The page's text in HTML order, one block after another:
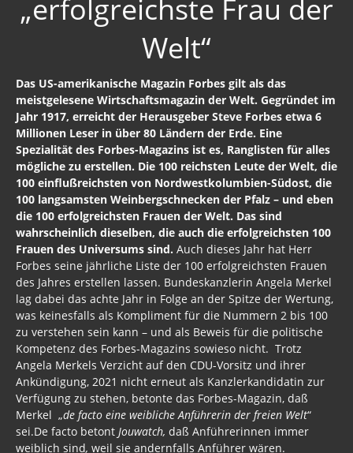
Freimaurer Bücher
Hörbücher
Trump, Putin, Xi und die Fliehkräfte
Tod der Tartarie
Wikileaks Daten
Bücher pdf
BRD / Deutschland
Faschisten heute / Mittäter
Die Kosten der Zuwanderung in die BRD
Bildungsmisere
Krankes Deutschland
Lügenpresse / Lückenpresse
Befehlsempfänger / Mittäter
„erfolgreichste Frau der
Welt“
Das US-amerikanische Magazin Forbes gilt als das
meistgelesene Wirtschaftsmagazin der Welt. Gegründet im
Jahr 1917, erreicht der Herausgeber Steve Forbes etwa 6
Millionen Leser in über 80 Ländern der Erde. Eine
Spezialität des Forbes-Magazins ist es, Ranglisten für alles
mögliche zu erstellen. Die 100 reichsten Leute der Welt, die
100 einflußreichsten von Nordwestkolumbien-Südost, die
100 langsamsten Weinbergschnecken der Pfalz – und eben
die 100 erfolgreichsten Frauen der Welt. Das sind
wahrscheinlich dieselben, die auch die erfolgreichsten 100
Frauen des Universums sind. Auch dieses Jahr hat Herr
Forbes seine jährliche Liste der 100 erfolgreichsten Frauen
des Jahres erstellen lassen. Bundeskanzlerin Angela Merkel
lag dabei das achte Jahr in Folge an der Spitze der Wertung,
was keinesfalls als Kompliment für die Nummern 2 bis 100
zu verstehen sein kann – und als Beweis für die politische
Kompetenz des Forbes-Magazins sowieso nicht. Trotz
Angela Merkels Verzicht auf den CDU-Vorsitz und ihrer
Ankündigung, 2021 nicht erneut als Kanzlerkandidatin zur
Verfügung zu stehen, betonte das Forbes-Magazin, daß
Merkel „de facto eine weibliche Anführerin der freien Welt“
sei.De facto betont Jouwatch, daß Anführerinnen immer
weiblich sind, weil sie andernfalls Anführer wären.